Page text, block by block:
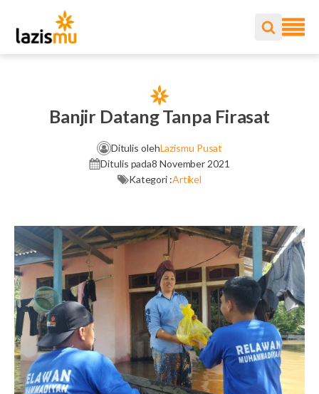
Banjir Datang Tanpa Firasat
Ditulis olehLazismu Pusat
Ditulis pada8 November 2021
Kategori :Artikel